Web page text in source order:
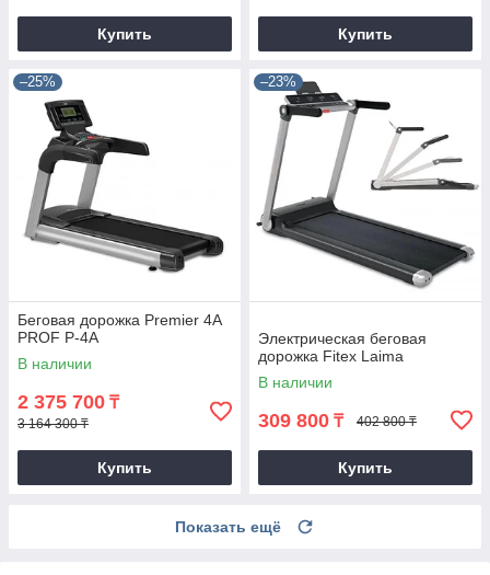
Купить Купить
–25%
Беговая дорожка Premier 4A
PROF P-4A
В наличии
2 375 700 ₸
3 164 300 ₸
Купить
–23%
Электрическая беговая
дорожка Fitex Laima
В наличии
309 800 ₸ 402 800 ₸
Купить
Показать ещё